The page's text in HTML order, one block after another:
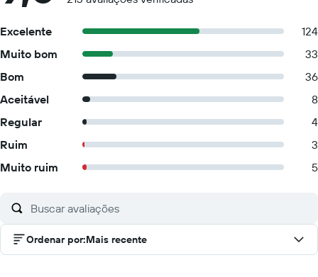
Excelente
124
Muito bom
33
Bom
36
Aceitável
8
Regular
4
Ruim
3
Muito ruim
5
Ordenar por:Mais recente